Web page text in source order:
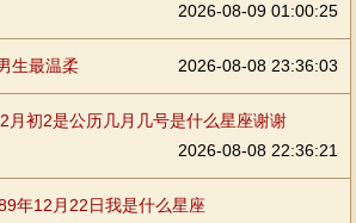
2026-08-09 01:00:25
生最温柔 2026-08-08 23:36:03
月初2是公历几月几号是什么星座谢谢
2026-08-08 22:36:21
年12月22日我是什么星座